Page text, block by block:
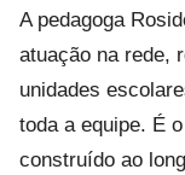
A pedagoga
atuação na rede,
unidades
toda a equipe. É
construído ao